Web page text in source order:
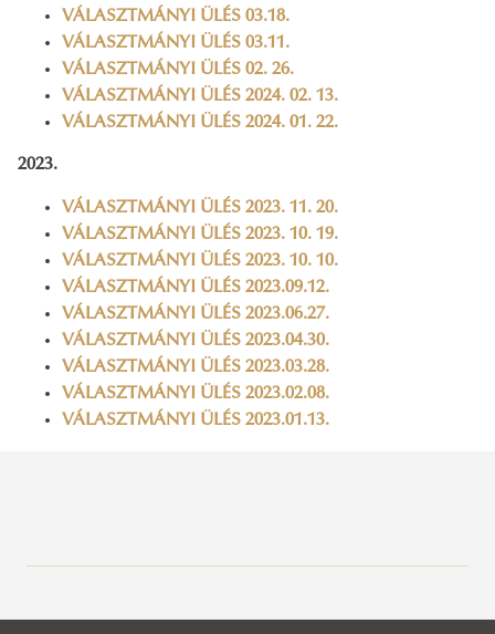
EHÖK év végi beszámolók
VÁLASZTMÁNYI ÜLÉS 03.18.
VÁLASZTMÁNYI ÜLÉS 03.11.
VÁLASZTMÁNYI ÜLÉS 02. 26.
VÁLASZTMÁNYI ÜLÉS 2024. 02. 13.
VÁLASZTMÁNYI ÜLÉS 2024. 01. 22.
2023.
VÁLASZTMÁNYI ÜLÉS 2023. 11. 20.
VÁLASZTMÁNYI ÜLÉS 2023. 10. 19.
VÁLASZTMÁNYI ÜLÉS 2023. 10. 10.
VÁLASZTMÁNYI ÜLÉS 2023.09.12.
VÁLASZTMÁNYI ÜLÉS 2023.06.27.
VÁLASZTMÁNYI ÜLÉS 2023.04.30.
VÁLASZTMÁNYI ÜLÉS 2023.03.28.
VÁLASZTMÁNYI ÜLÉS 2023.02.08.
VÁLASZTMÁNYI ÜLÉS 2023.01.13.